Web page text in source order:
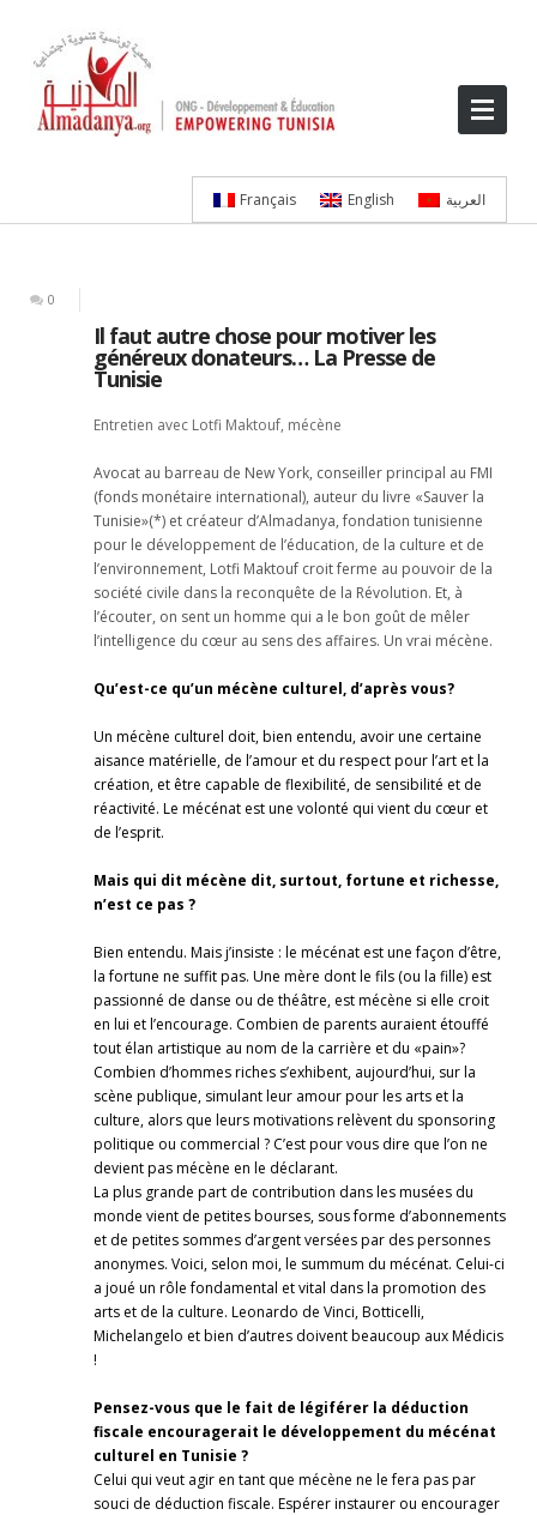
Français English العربية
0
Il faut autre chose pour motiver les
généreux donateurs… La Presse de
Tunisie
Entretien avec Lotfi Maktouf, mécène
Avocat au barreau de New York, conseiller principal au FMI
(fonds monétaire international), auteur du livre «Sauver la
Tunisie»(*) et créateur d’Almadanya, fondation tunisienne
pour le développement de l’éducation, de la culture et de
l’environnement, Lotfi Maktouf croit ferme au pouvoir de la
société civile dans la reconquête de la Révolution. Et, à
l’écouter, on sent un homme qui a le bon goût de mêler
l’intelligence du cœur au sens des affaires. Un vrai mécène.
Qu’est-ce qu’un mécène culturel, d’après vous?
Un mécène culturel doit, bien entendu, avoir une certaine
aisance matérielle, de l’amour et du respect pour l’art et la
création, et être capable de flexibilité, de sensibilité et de
réactivité. Le mécénat est une volonté qui vient du cœur et
de l’esprit.
Mais qui dit mécène dit, surtout, fortune et richesse,
n’est ce pas ?
Bien entendu. Mais j’insiste : le mécénat est une façon d’être,
la fortune ne suffit pas. Une mère dont le fils (ou la fille) est
passionné de danse ou de théâtre, est mécène si elle croit
en lui et l’encourage. Combien de parents auraient étouffé
tout élan artistique au nom de la carrière et du «pain»?
Combien d’hommes riches s’exhibent, aujourd’hui, sur la
scène publique, simulant leur amour pour les arts et la
culture, alors que leurs motivations relèvent du sponsoring
politique ou commercial ? C’est pour vous dire que l’on ne
devient pas mécène en le déclarant.
La plus grande part de contribution dans les musées du
monde vient de petites bourses, sous forme d’abonnements
et de petites sommes d’argent versées par des personnes
anonymes. Voici, selon moi, le summum du mécénat. Celui-ci
a joué un rôle fondamental et vital dans la promotion des
arts et de la culture. Leonardo de Vinci, Botticelli,
Michelangelo et bien d’autres doivent beaucoup aux Médicis
!
Pensez-vous que le fait de légiférer la déduction
fiscale encouragerait le développement du mécénat
culturel en Tunisie ?
Celui qui veut agir en tant que mécène ne le fera pas par
souci de déduction fiscale. Espérer instaurer ou encourager